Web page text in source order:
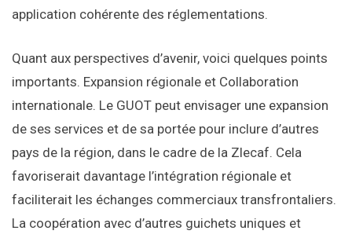
application cohérente des réglementations.
Quant aux perspectives d’avenir, voici quelques points
importants. Expansion régionale et Collaboration
internationale. Le GUOT peut envisager une expansion
de ses services et de sa portée pour inclure d’autres
pays de la région, dans le cadre de la Zlecaf. Cela
favoriserait davantage l’intégration régionale et
faciliterait les échanges commerciaux transfrontaliers.
La coopération avec d’autres guichets uniques et